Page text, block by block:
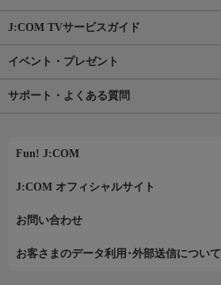
J:COM TVサービスガイド
イベント・プレゼント
サポート・よくある質問
Fun! J:COM
J:COM オフィシャルサイト
お問い合わせ
お客さまのデータ利用･外部送信について